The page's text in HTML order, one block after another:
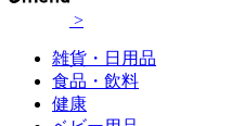
>
雑貨・日用品
食品・飲料
健康